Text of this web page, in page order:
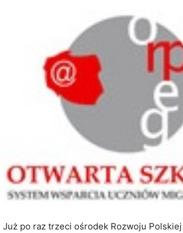
Już po raz trzeci ośrodek Rozwoju